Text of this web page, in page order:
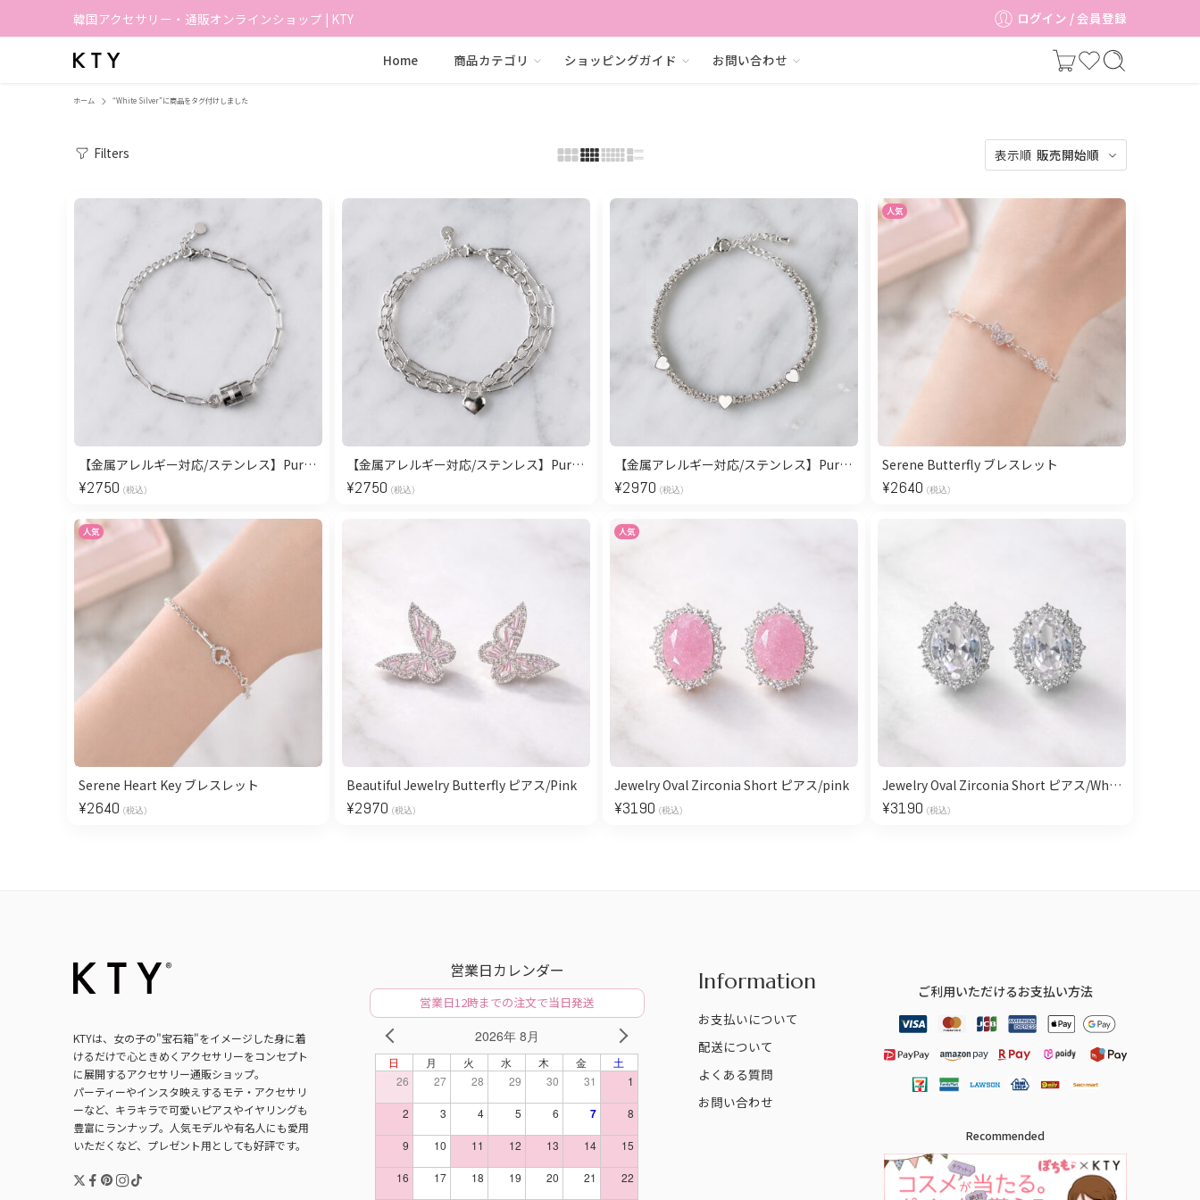
韓国アクセサリー・通販オンラインショップ | KTY ログイン / 会員登録
Home 商品カテゴリ ショッピングガイド お問い合わせ
ホーム “White Silver”に商品をタグ付けしました
Filters 表示順 販売開始順
【金属アレルギー対応/ステンレス】Pureté Padlock ブレスレット
¥2750 (税込)
【金属アレルギー対応/ステンレス】Pureté Double Chain Heart ブレスレット
¥2750 (税込)
【金属アレルギー対応/ステンレス】Pureté Triple Heart ブレスレット
¥2970 (税込)
人気
Serene Butterfly ブレスレット
¥2640 (税込)
人気
Serene Heart Key ブレスレット
¥2640 (税込)
Beautiful Jewelry Butterfly ピアス/Pink
¥2970 (税込)
人気
Jewelry Oval Zirconia Short ピアス/pink
¥3190 (税込)
Jewelry Oval Zirconia Short ピアス/White Silver
¥3190 (税込)
KTYは、女の子の"宝石箱"をイメージした身に着
けるだけで心ときめくアクセサリーをコンセプト
に展開するアクセサリー通販ショップ。
パーティーやインスタ映えするモテ・アクセサリ
ーなど、キラキラで可愛いピアスやイヤリングも
豊富にランナップ。人気モデルや有名人にも愛用
いただくなど、プレゼント用としても好評です。
営業日カレンダー
営業日12時までの注文で当日発送
2026年 8月 NEXT
日 月 火 水 木 金
土
26
27 28 29 30 31 1
2 3 4 5 6 7 8
9 10 11 12 13 14 15
16 17 18 19 20 21 22
Information
お支払いについて
配送について
よくある質問
お問い合わせ
ご利用いただけるお支払い方法
Recommended